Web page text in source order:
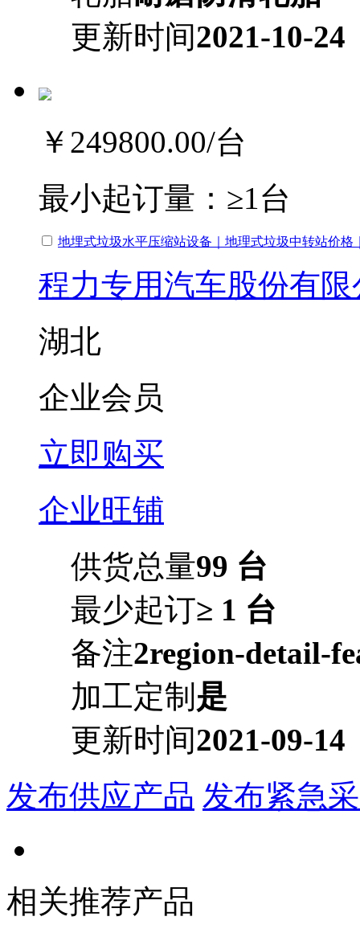
更新时间2021-10-24
￥249800.00/台
最小起订量： ≥1台
地埋式垃圾水平压缩站设备｜地理式垃圾中转站价格
程力专用汽车股份有限
湖北
企业会员
立即购买
企业旺铺
供货总量99 台
最少起订≥ 1 台
备注2region-detail-
加工定制 是
更新时间2021-09-14
发布供应产品 发布紧急
相关推荐产品